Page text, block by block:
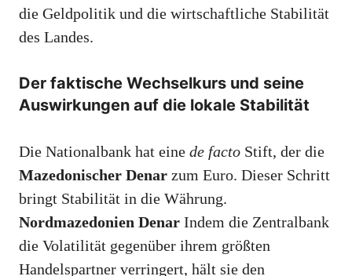
die Geldpolitik und die wirtschaftliche Stabilität
des Landes.
Der faktische Wechselkurs und seine
Auswirkungen auf die lokale Stabilität
Die Nationalbank hat eine de facto Stift, der die
Mazedonischer Denar zum Euro. Dieser Schritt
bringt Stabilität in die Währung.
Nordmazedonien Denar Indem die Zentralbank
die Volatilität gegenüber ihrem größten
Handelspartner verringert, hält sie den